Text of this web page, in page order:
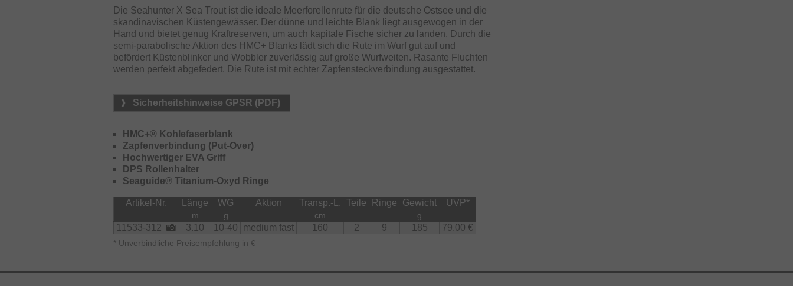
Die Seahunter X Sea Trout ist die ideale Meerforellenrute für die deutsche Ostsee und die
skandinavischen Küstengewässer. Der dünne und leichte Blank liegt ausgewogen in der
Hand und bietet genug Kraftreserven, um auch kapitale Fische sicher zu landen. Durch die
semi-parabolische Aktion des HMC+ Blanks lädt sich die Rute im Wurf gut auf und
befördert Küstenblinker und Wobbler zuverlässig auf große Wurfweiten. Rasante Fluchten
werden perfekt abgefedert. Die Rute ist mit echter Zapfensteckverbindung ausgestattet.
Sicherheitshinweise GPSR (PDF)
HMC+® Kohlefaserblank
Zapfenverbindung (Put-Over)
Hochwertiger EVA Griff
DPS Rollenhalter
Seaguide® Titanium-Oxyd Ringe
Artikel-Nr. Länge WG Aktion Transp.-L. Teile Ringe Gewicht UVP*
m g cm g
11533-312 3.10 10-40 medium fast 160 2 9 185 79.00 €
* Unverbindliche Preisempfehlung in €